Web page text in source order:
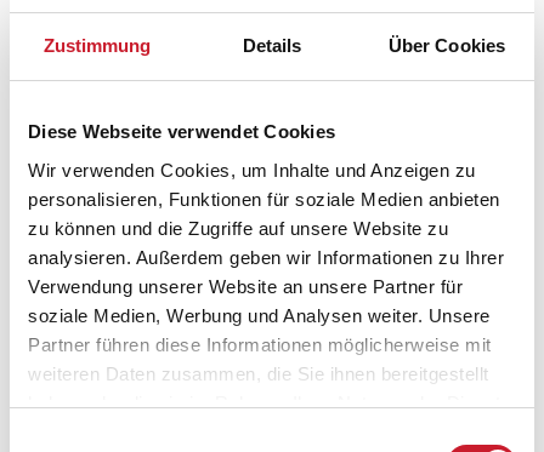
Zustimmung Details Über Cookies
Diese Webseite verwendet Cookies
Wir verwenden Cookies, um Inhalte und Anzeigen zu
personalisieren, Funktionen für soziale Medien anbieten
zu können und die Zugriffe auf unsere Website zu
analysieren. Außerdem geben wir Informationen zu Ihrer
Verwendung unserer Website an unsere Partner für
soziale Medien, Werbung und Analysen weiter. Unsere
Partner führen diese Informationen möglicherweise mit
weiteren Daten zusammen, die Sie ihnen bereitgestellt
haben oder die sie im Rahmen Ihrer Nutzung der Dienste
aktualisiert am 08.10.2024
Wir sind für Sie da - 7 Tage die Woche